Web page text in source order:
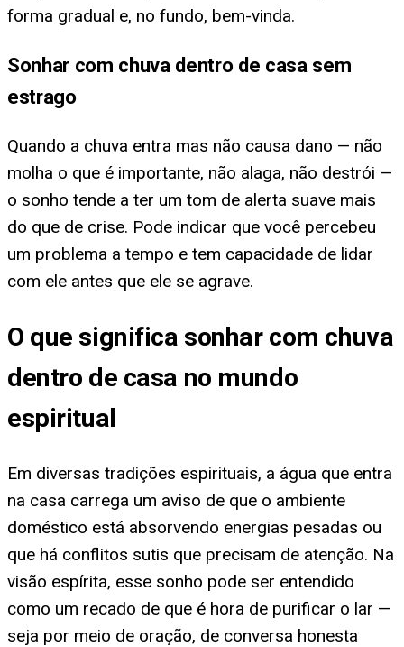
forma gradual e, no fundo, bem-vinda.
Sonhar com chuva dentro de casa sem
estrago
Quando a chuva entra mas não causa dano — não
molha o que é importante, não alaga, não destrói —
o sonho tende a ter um tom de alerta suave mais
do que de crise. Pode indicar que você percebeu
um problema a tempo e tem capacidade de lidar
com ele antes que ele se agrave.
O que significa sonhar com chuva
dentro de casa no mundo
espiritual
Em diversas tradições espirituais, a água que entra
na casa carrega um aviso de que o ambiente
doméstico está absorvendo energias pesadas ou
que há conflitos sutis que precisam de atenção. Na
visão espírita, esse sonho pode ser entendido
como um recado de que é hora de purificar o lar —
seja por meio de oração, de conversa honesta